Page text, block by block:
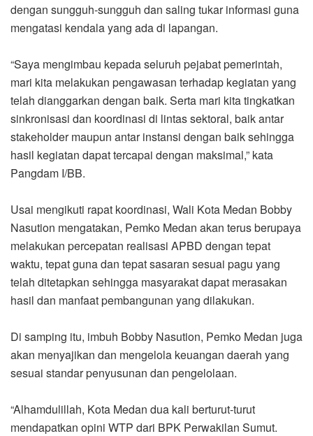
dengan sungguh-sungguh dan saling tukar informasi guna
mengatasi kendala yang ada di lapangan.
“Saya mengimbau kepada seluruh pejabat pemerintah,
mari kita melakukan pengawasan terhadap kegiatan yang
telah dianggarkan dengan baik. Serta mari kita tingkatkan
sinkronisasi dan koordinasi di lintas sektoral, baik antar
stakeholder maupun antar instansi dengan baik sehingga
hasil kegiatan dapat tercapai dengan maksimal,” kata
Pangdam I/BB.
Usai mengikuti rapat koordinasi, Wali Kota Medan Bobby
Nasution mengatakan, Pemko Medan akan terus berupaya
melakukan percepatan realisasi APBD dengan tepat
waktu, tepat guna dan tepat sasaran sesuai pagu yang
telah ditetapkan sehingga masyarakat dapat merasakan
hasil dan manfaat pembangunan yang dilakukan.
Di samping itu, imbuh Bobby Nasution, Pemko Medan juga
akan menyajikan dan mengelola keuangan daerah yang
sesuai standar penyusunan dan pengelolaan.
“Alhamdulillah, Kota Medan dua kali berturut-turut
mendapatkan opini WTP dari BPK Perwakilan Sumut.